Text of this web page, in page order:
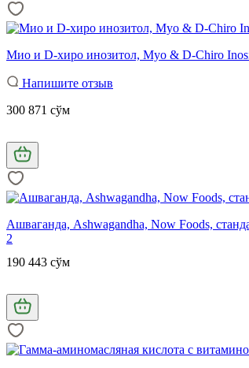
Мио и D-хиро инозитол, Myo & D-Chiro
Напишите отзыв
300 871 сўм
Ашваганда, Ashwagandha, Now Foods,
2
190 443 сўм